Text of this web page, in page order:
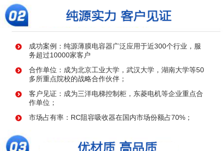
成功案例：纯源薄膜电容器广泛应用于近300个行业，服
务超过10000家客户
合作单位：成为北京工业大学，武汉大学，湖南大学等50
多所重点院校的战略合作伙伴；
客户见证：成为三洋电梯控制柜，东菱电机等企业重点合
作单位；
市场占有率：RC阻容吸收器在国内市场份额占70%；